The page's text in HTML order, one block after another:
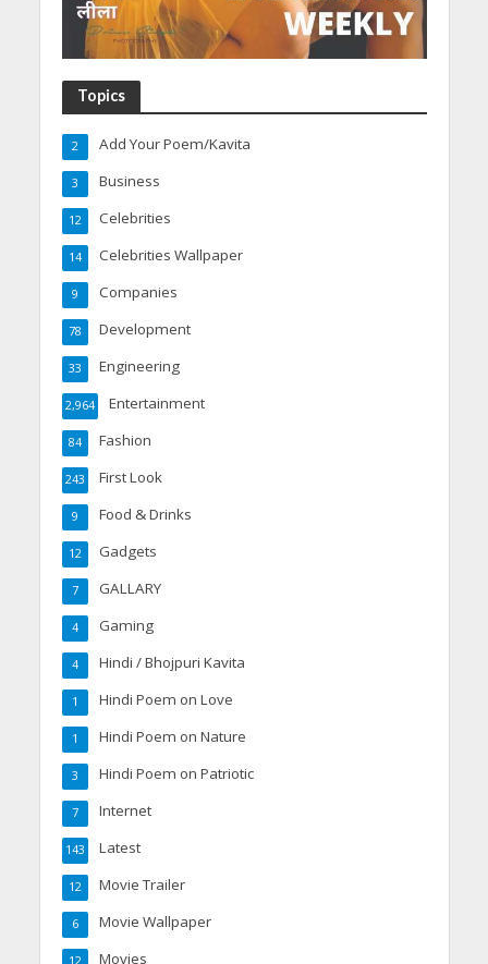
Topics
Add Your Poem/Kavita
2
Business
3
Celebrities
12
Celebrities Wallpaper
14
Companies
9
Development
78
Engineering
33
Entertainment
2,964
Fashion
84
First Look
243
Food & Drinks
9
Gadgets
12
GALLARY
7
Gaming
4
Hindi / Bhojpuri Kavita
4
Hindi Poem on Love
1
Hindi Poem on Nature
1
Hindi Poem on Patriotic
3
Internet
7
Latest
143
Movie Trailer
12
Movie Wallpaper
6
Movies
12